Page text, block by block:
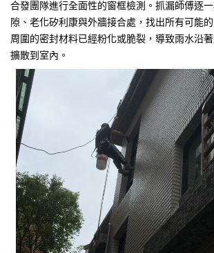
合發團隊進行全面性的窗框檢測。抓漏師傅逐
隙、老化矽利康與外牆接合處，找出所有可能
周圍的密封材料已經粉化或脆裂，導致雨水沿
擴散到室內。